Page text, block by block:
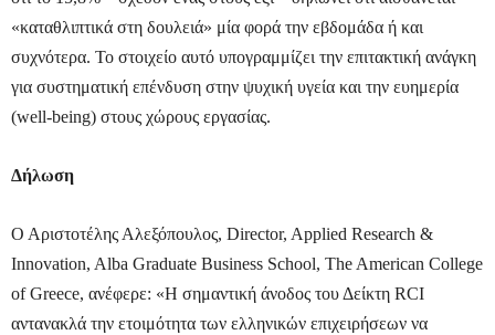
«καταθλιπτικά στη δουλειά» μία φορά την εβδομάδα ή και
συχνότερα. Το στοιχείο αυτό υπογραμμίζει την επιτακτική ανάγκη
για συστηματική επένδυση στην ψυχική υγεία και την ευημερία
(well-being) στους χώρους εργασίας.
Δήλωση
Ο Αριστοτέλης Αλεξόπουλος, Director, Applied Research &
Innovation, Alba Graduate Business School, The American College
of Greece, ανέφερε: «Η σημαντική άνοδος του Δείκτη RCI
αντανακλά την ετοιμότητα των ελληνικών επιχειρήσεων να